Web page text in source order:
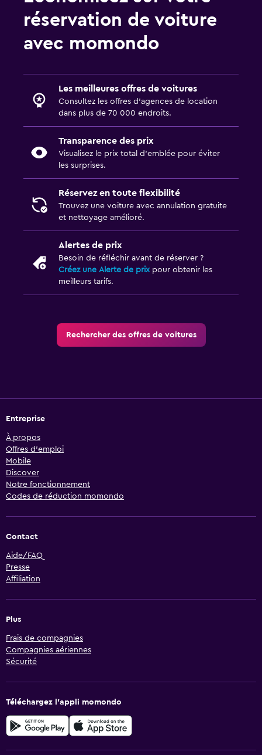
réservation de voiture
avec momondo
Les meilleures offres de voitures
Consultez les offres d’agences de location
dans plus de 70 000 endroits.
Transparence des prix
Visualisez le prix total d’emblée pour éviter
les surprises.
Réservez en toute flexibilité
Trouvez une voiture avec annulation gratuite
et nettoyage amélioré.
Alertes de prix
Besoin de réfléchir avant de réserver ?
Créez une Alerte de prixpour obtenir les
meilleurs tarifs.
Rechercher des offres de voitures
Entreprise
À propos
Offres d’emploi
Mobile
Discover
Notre fonctionnement
Codes de réduction momondo
Contact
Aide/FAQ
Presse
Affiliation
Plus
Frais de compagnies
Compagnies aériennes
Sécurité
Téléchargez l’appli momondo